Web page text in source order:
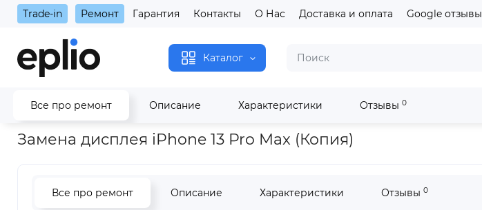
Trade-in Ремонт Гарантия Контакты О Нас Доставка и оплата Google отзывы
Каталог
Все про ремонт Описание Характеристики Отзывы 0
Главная Замена дисплея iPhone 13 Pro Max (Копия)
Замена дисплея iPhone 13 Pro Max (Копия)
Все про ремонт Описание Характеристики Отзывы 0